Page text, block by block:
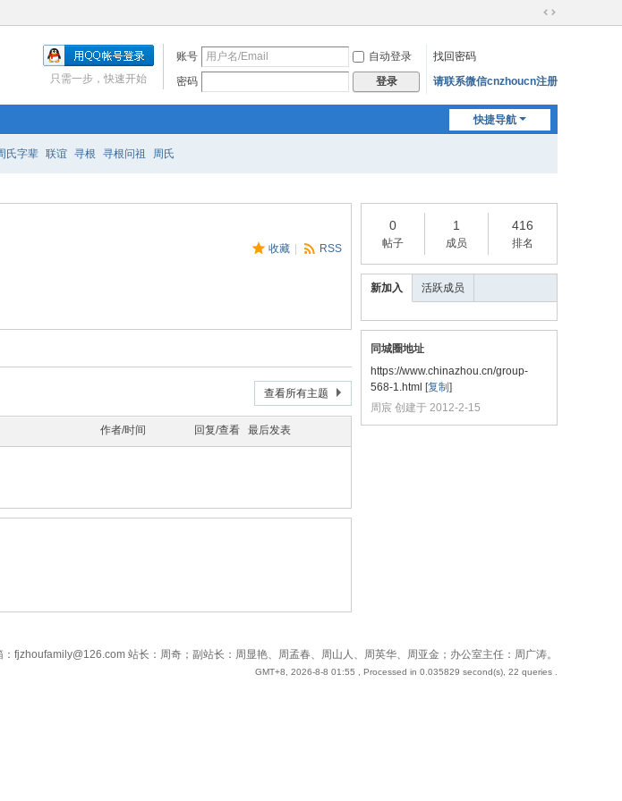
切
宽
账号 自动登录
找回密码
密码
登录 请联系微信cnzhoucn注册
只需一步，快速开始
快捷导航
氏字辈 联谊 寻根 寻根问祖 周氏
收藏
RSS
查看所有主题
作者/时间 回复/查看 最后发表
0
帖子
1
成员
416
排名
新加入 活跃成员
同城圈地址
https://www.chinazhou.cn/group-
568-1.html [复制 ]
周宸 创建于 2012-2-15
fjzhoufamily@126.com 站长：周奇；副站长：周显艳、周孟春、周山人、周英华、周亚金；办公室主任：周广涛。
GMT+8, 2026-8-8 01:55 , Processed in 0.035829 second(s), 22 queries .